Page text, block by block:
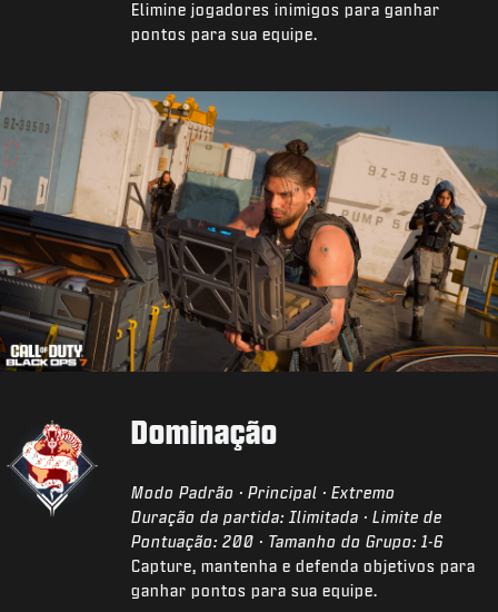
Elimine jogadores inimigos para ganhar
pontos para sua equipe.
Dominação
Modo Padrão · Principal · Extremo
Duração da partida: Ilimitada · Limite de
Pontuação: 200 · Tamanho do Grupo: 1-6
Capture, mantenha e defenda objetivos para
ganhar pontos para sua equipe.